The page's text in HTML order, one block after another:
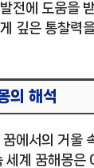
전에 도움을
깊은 통찰력
의 해석
에서의 거울
세계 꿈해몽은